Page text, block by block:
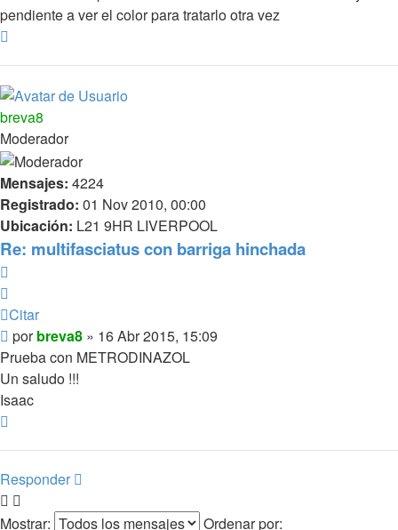
pendiente a ver el color para tratarlo otra vez
breva8
Moderador
Mensajes: 4224
Registrado: 01 Nov 2010, 00:00
Ubicación: L21 9HR LIVERPOOL
Re: multifasciatus con barriga hinchada
Citar
Mensaje
porbreva8 » 16 Abr 2015, 15:09
Prueba con METRODINAZOL
Un saludo !!!
Isaac
Responder
Mostrar:
Ordenar por: